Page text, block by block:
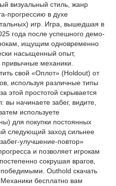
визуальный стиль, жанр
прогрессию в духе
игр. Игра, вышедшая в
года после успешного демо-
ищущим одновременно
насыщенный опыт,
механики.
свой «Оплот» (Holdout) от
используя различные типы
этой простотой скрывается
начинаете забег, видите,
используете
для покупки постоянных
следующий заход сильнее
улучшение-повтор»
и позволяет игрокам
сокрушая врагов,
Outhold скачать
бесплатно вам